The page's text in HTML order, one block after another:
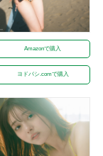
Amazonで購入
ヨドバシ.comで購入